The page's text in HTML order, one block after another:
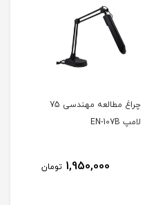
چراغ مطالعه مهندسی 75
لامپ EN-107B
1,950,000 تومان